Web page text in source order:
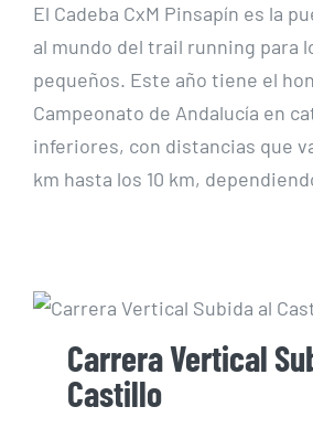
El Cadeba CxM Pinsapín es la
al mundo del trail running para
pequeños. Este año tiene el
Campeonato de Andalucía en
inferiores, con distancias que
km hasta los 10 km,
Carrera Vertical
Castillo